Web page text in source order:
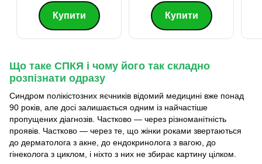
Купити Купити
Що таке СПКЯ і чому його так складно
розпізнати одразу
Синдром полікістозних яєчників відомий медицині вже понад
90 років, але досі залишається одним із найчастіше
пропущених діагнозів. Частково — через різноманітність
проявів. Частково — через те, що жінки роками звертаються
до дерматолога з акне, до ендокринолога з вагою, до
гінеколога з циклом, і ніхто з них не збирає картину цілком.